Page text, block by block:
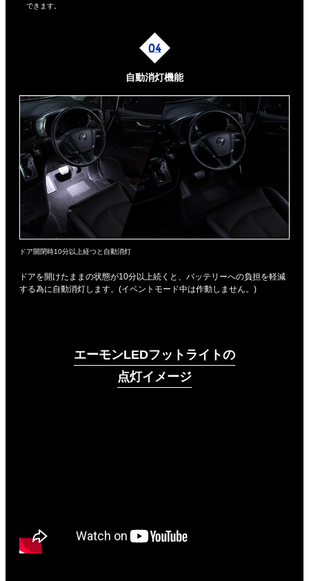
できます。
自動消灯機能
ドア開閉時10分以上経つと自動消灯
ドアを開けたままの状態が10分以上続くと、バッテリーへの負担を軽減
する為に自動消灯します。(イベントモード中は作動しません。)
エーモンLEDフットライトの
点灯イメージ